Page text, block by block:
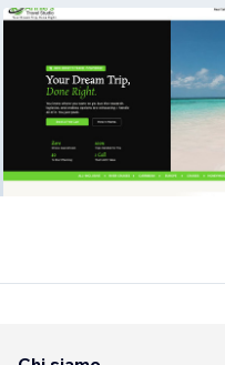
Superior Choice Travel